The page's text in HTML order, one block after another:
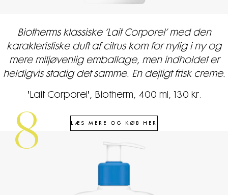
Biotherms klassiske ’Lait Corporel’ med den
karakteristiske duft af citrus kom for nylig i ny og
mere miljøvenlig emballage, men indholdet er
heldigvis stadig det samme. En dejligt frisk creme.
'Lait Corporel', Biotherm, 400 ml, 130 kr.
LÆS MERE OG KØB HER
8